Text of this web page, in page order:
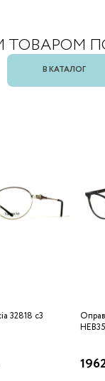
ТОВАРОМ
В КАТАЛОГ
32818 c3